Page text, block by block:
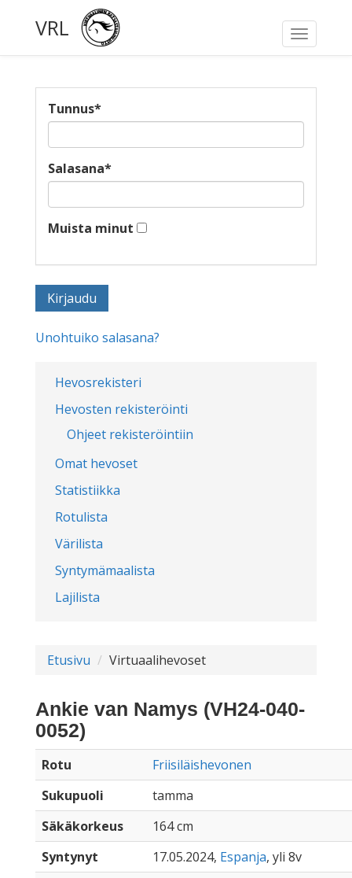
Toggle
VRL
Hevosrekisteri
Hevosten rekisteröinti
Ohjeet rekisteröintiin
Omat hevoset
Statistiikka
Rotulista
Värilista
Syntymämaalista
Lajilista
Tunnus*
Salasana*
Muista minut
Unohtuiko salasana?
Etusivu Virtuaalihevoset
Ankie van Namys (VH24-040-
0052)
Rotu
Friisiläishevonen
Sukupuoli
tamma
Säkäkorkeus
164 cm
Syntynyt
17.05.2024, Espanja, yli 8v